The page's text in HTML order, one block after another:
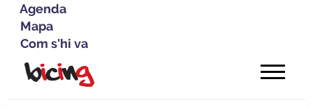
Agenda
Mapa
Com s'hi va
Vés